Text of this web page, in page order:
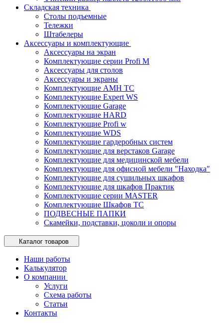
Складская техника
Столы подъемные
Тележки
Штабелеры
Аксессуары и комплектующие
Аксессуары на экран
Комплектующие серии Profi M
Аксессуары для столов
Аксессуары и экраны
Комплектующие AMH TC
Комплектующие Expert WS
Комплектующие Garage
Комплектующие HARD
Комплектующие Profi w
Комплектующие WDS
Комплектующие гардеробных систем
Комплектующие для верстаков Garage
Комплектующие для медицинской мебели
Комплектующие для офисной мебели "Находка"
Комплектующие для сушильных шкафов
Комплектующие для шкафов Практик
Комплектующие серии MASTER
Комплектующие Шкафов ТС
ПОДВЕСНЫЕ ПАПКИ
Скамейки, подставки, цоколи и опоры
Каталог товаров
Наши работы
Калькулятор
О компании
Услуги
Схема работы
Статьи
Контакты